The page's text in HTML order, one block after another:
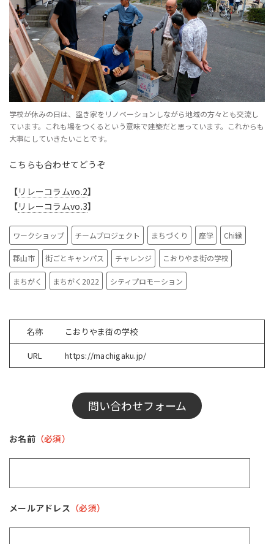
学校が休みの日は、空き家をリノベーションしながら地域の方々とも交流し
ています。これも場をつくるという意味で建築だと思っています。これからも
大事にしていきたいことです。
こちらも合わせてどうぞ
【リレーコラムvo.2】
【リレーコラムvo.3】
ワークショップ チームプロジェクト まちづくり 座学 Chi縁
郡山市 街ごとキャンパス チャレンジ こおりやま街の学校
まちがく まちがく2022 シティプロモーション
名称 こおりやま街の学校
URL https://machigaku.jp/
問い合わせフォーム
お名前（必須）
メールアドレス （必須）